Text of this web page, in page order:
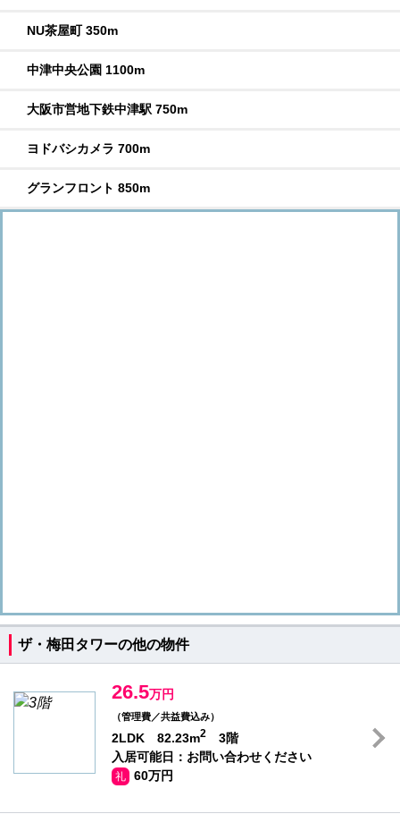
NU茶屋町 350m
中津中央公園 1100m
大阪市営地下鉄中津駅 750m
ヨドバシカメラ 700m
グランフロント 850m
ザ・梅田タワーの他の物件
26.5万円
（管理費／共益費込み）
2LDK 82.23m2
3階
入居可能日：お問い合わせください
礼 60万円